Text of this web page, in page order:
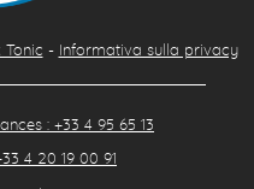
Tonic - Informativa sulla privacy
: +33 4 95 65 13
4 20 19 00 91